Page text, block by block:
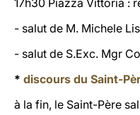
17h30 Piazza Vittoria :
- salut de M. Michele
- salut de S.Exc. Mgr
* discours du Saint-
à la fin, le Saint-Père